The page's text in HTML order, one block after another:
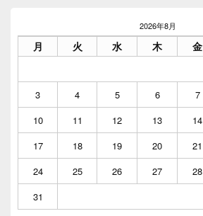
ン
2026年8月
月 火 水 木 金
3
4 5 6 7
10
11 12 13 14
17
18 19 20 21
24
25 26 27 28
31